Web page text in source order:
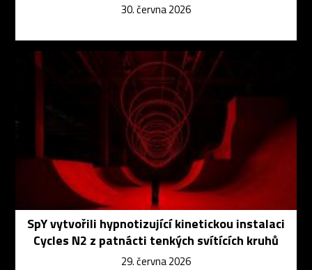
30. června 2026
SpY vytvořili hypnotizující kinetickou instalaci
Cycles N2 z patnácti tenkých svítících kruhů
29. června 2026